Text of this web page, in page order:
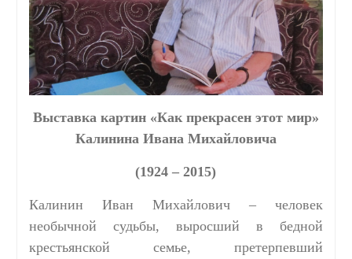
Выставка картин «Как прекрасен этот мир»
Калинина Ивана Михайловича
(1924 – 2015)
Калинин Иван Михайлович – человек
необычной судьбы, выросший в бедной
крестьянской семье, претерпевший